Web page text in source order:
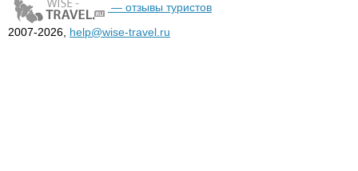
— отзывы туристов
2007-2026, help@wise-travel.ru